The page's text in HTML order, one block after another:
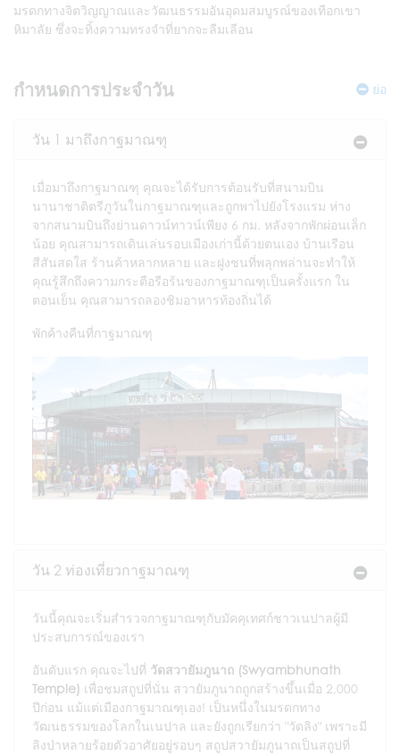
มรดกทางจิตวิญญาณและวัฒนธรรมอันอุดมสมบูรณ์ของเทือกเขา
หิมาลัย ซึ่งจะทิ้งความทรงจำที่ยากจะลืมเลือน
กำหนดการประจำวัน ย่อ
วัน 1 มาถึงกาฐมาณฑุ
เมื่อมาถึงกาฐมาณฑุ คุณจะได้รับการต้อนรับที่สนามบิน
นานาชาติตรีภูวันในกาฐมาณฑุและถูกพาไปยังโรงแรม ห่าง
จากสนามบินถึงย่านดาวน์ทาวน์เพียง 6 กม. หลังจากพักผ่อนเล็ก
น้อย คุณสามารถเดินเล่นรอบเมืองเก่านี้ด้วยตนเอง บ้านเรือน
สีสันสดใส ร้านค้าหลากหลาย และฝูงชนที่พลุกพล่านจะทำให้
คุณรู้สึกถึงความกระตือรือร้นของกาฐมาณฑุเป็นครั้งแรก ใน
ตอนเย็น คุณสามารถลองชิมอาหารท้องถิ่นได้
พักค้างคืนที่กาฐมาณฑุ
วัน 2 ท่องเที่ยวกาฐมาณฑุ
วันนี้คุณจะเริ่มสำรวจกาฐมาณฑุกับมัคคุเทศก์ชาวเนปาลผู้มี
ประสบการณ์ของเรา
อันดับแรก คุณจะไปที่ วัดสวายัมภูนาถ (Swyambhunath
Temple) เพื่อชมสถูปที่นั่น สวายัมภูนาถถูกสร้างขึ้นเมื่อ 2,000
ปีก่อน แม้แต่เมืองกาฐมาณฑุเอง! เป็นหนึ่งในมรดกทาง
วัฒนธรรมของโลกในเนปาล และยังถูกเรียกว่า "วัดลิง" เพราะมี
ลิงป่าหลายร้อยตัวอาศัยอยู่รอบๆ สถูปสวายัมภูนาถเป็นสถูปที่